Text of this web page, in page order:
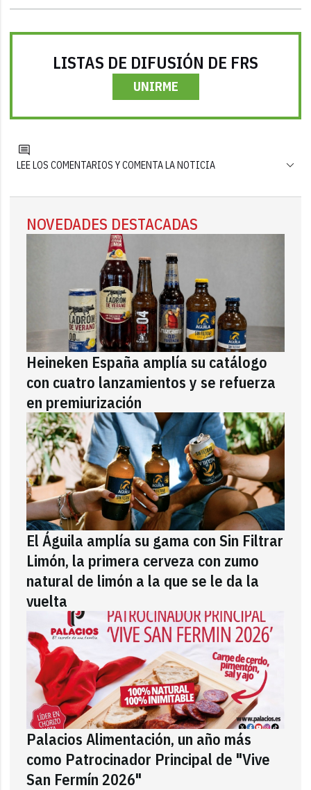
LISTAS DE DIFUSIÓN DE FRS
UNIRME
LEE LOS COMENTARIOS Y COMENTA LA NOTICIA
NOVEDADES DESTACADAS
Heineken España amplía su catálogo
con cuatro lanzamientos y se refuerza
en premiurización
El Águila amplía su gama con Sin Filtrar
Limón, la primera cerveza con zumo
natural de limón a la que se le da la
vuelta
Palacios Alimentación, un año más
como Patrocinador Principal de "Vive
San Fermín 2026"